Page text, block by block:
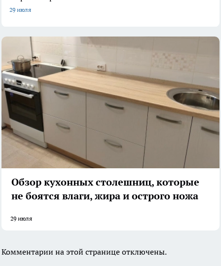
29 июля
Обзор кухонных столешниц, которые
не боятся влаги, жира и острого ножа
29 июля
Комментарии на этой странице отключены.